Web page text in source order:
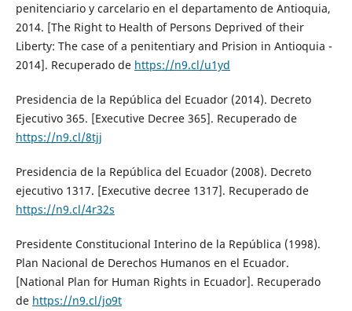
penitenciario y carcelario en el departamento de Antioquia,
2014. [The Right to Health of Persons Deprived of their
Liberty: The case of a penitentiary and Prision in Antioquia -
2014]. Recuperado de https://n9.cl/u1yd
Presidencia de la República del Ecuador (2014). Decreto
Ejecutivo 365. [Executive Decree 365]. Recuperado de
https://n9.cl/8tjj
Presidencia de la República del Ecuador (2008). Decreto
ejecutivo 1317. [Executive decree 1317]. Recuperado de
https://n9.cl/4r32s
Presidente Constitucional Interino de la República (1998).
Plan Nacional de Derechos Humanos en el Ecuador.
[National Plan for Human Rights in Ecuador]. Recuperado
de https://n9.cl/jo9t